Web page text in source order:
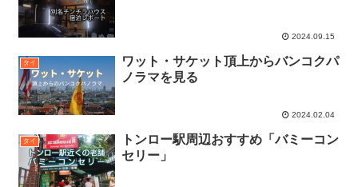
2024.09.15
タイ
ワット・サケット頂上からバンコクパ
ノラマを見る
2024.02.04
タイ
トンロー駅周辺おすすめ「バミーコン
セリー」